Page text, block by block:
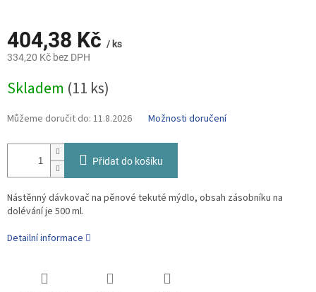
404,38 Kč / ks
334,20 Kč bez DPH
cena:
Skladem (11 ks)
Můžeme doručit do: 11.8.2026 Možnosti doručení
Přidat do košíku
Nástěnný dávkovač na pěnové tekuté mýdlo, obsah zásobníku na
dolévání je 500 ml.
Detailní informace